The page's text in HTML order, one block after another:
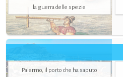
la guerra delle spezie
Palermo, il porto che ha saputo